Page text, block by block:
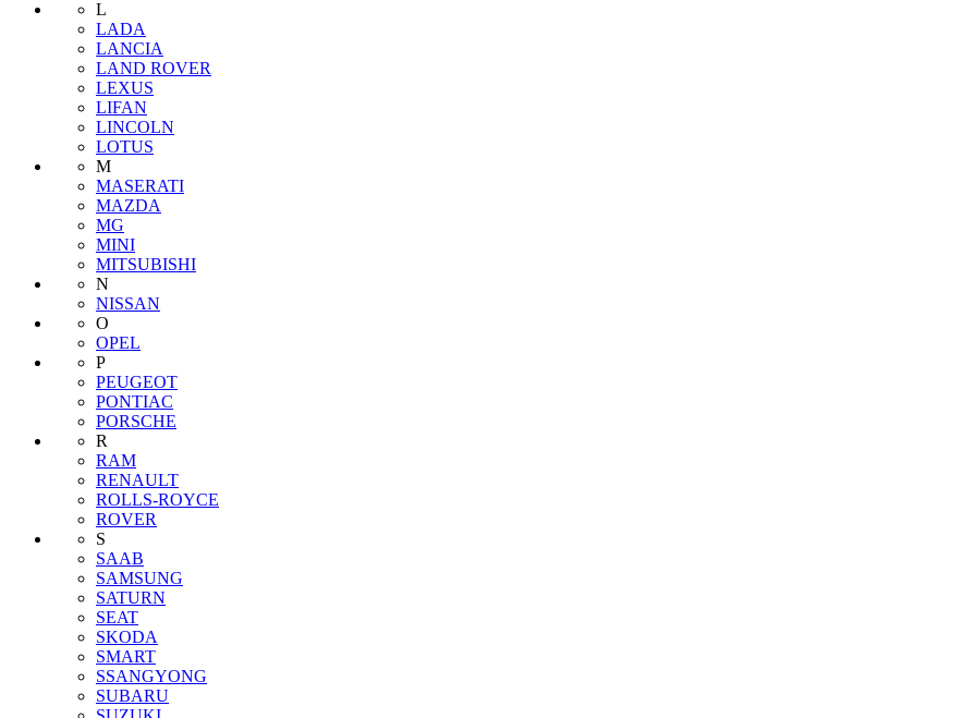
L
LADA
LANCIA
LAND ROVER
LEXUS
LIFAN
LINCOLN
LOTUS
M
MASERATI
MAZDA
MG
MINI
MITSUBISHI
N
NISSAN
O
OPEL
P
PEUGEOT
PONTIAC
PORSCHE
R
RAM
RENAULT
ROLLS-ROYCE
ROVER
S
SAAB
SAMSUNG
SATURN
SEAT
SKODA
SMART
SSANGYONG
SUBARU